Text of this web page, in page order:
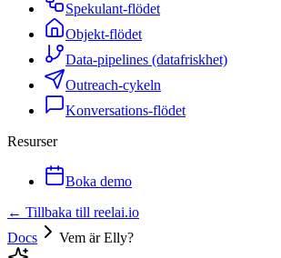
Spekulant-flödet
Objekt-flödet
Data-pipelines (datafriskhet)
Outreach-cykeln
Konversations-flödet
Resurser
Boka demo
← Tillbaka till reelai.io
Docs
Vem är Elly?